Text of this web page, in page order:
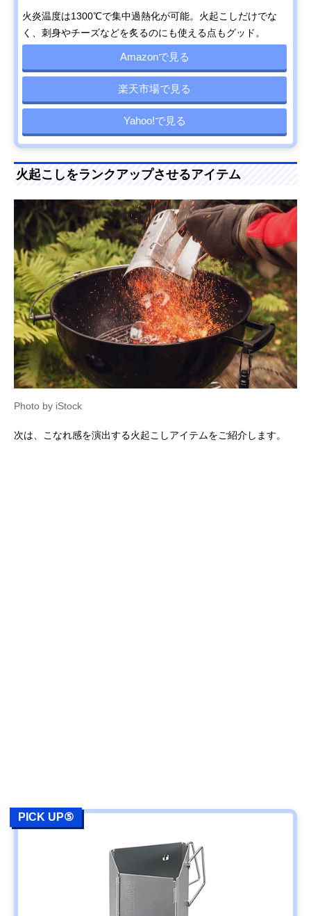
火炎温度は1300℃で集中過熱化が可能。火起こしだけでな
く、刺身やチーズなどを炙るのにも使える点もグッド。
Amazonで見る
楽天市場で見る
Yahoo!で見る
火起こしをランクアップさせるアイテム
Photo by iStock
次は、こなれ感を演出する火起こしアイテムをご紹介します。
PICK UP⑤